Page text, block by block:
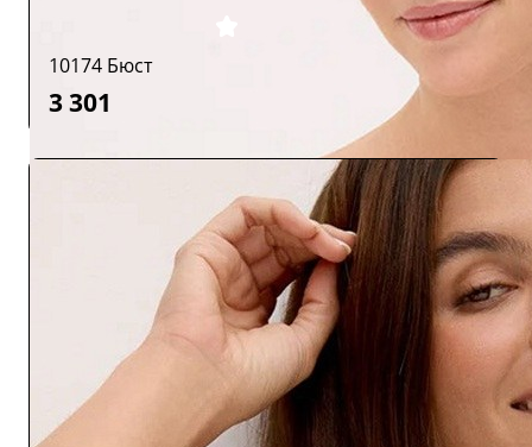
10174 Бюст
3 301